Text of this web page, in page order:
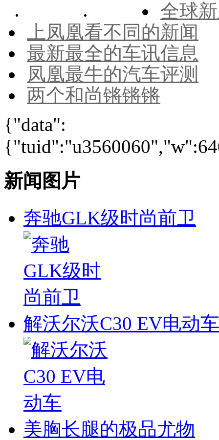
全球
上凤凰看不同的新闻
最新最全的车讯信息
凤凰最牛的汽车评测
两个和尚锵锵锵
{"data":
新闻图片
奔驰GLK级时尚前卫
解沃尔沃C30 EV电动车
美胸长腿的极品尤物